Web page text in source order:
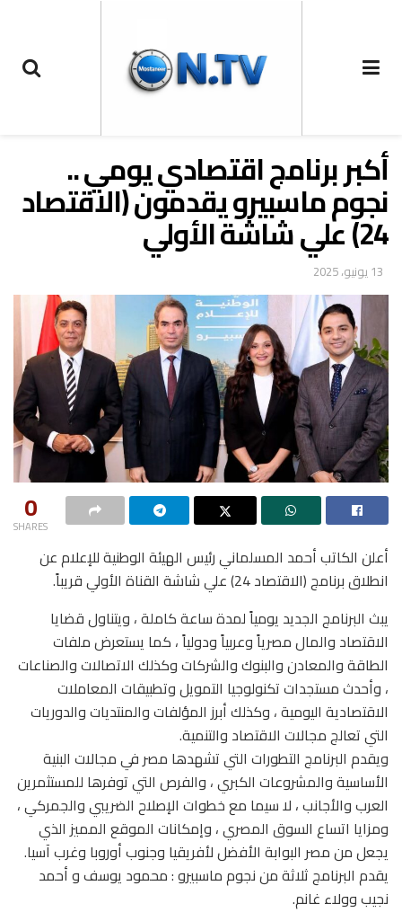
أكبر برنامج اقتصادي يومي ..
نجوم ماسبيرو يقدمون (الاقتصاد
24) علي شاشة الأولي
13 يونيو، 2025
0
SHARES
أعلن الكاتب أحمد المسلماني رئيس الهيئة الوطنية للإعلام عن
انطلاق برنامج (الاقتصاد 24) علي شاشة القناة الأولي قريباً.
يبث البرنامج الجديد يومياً لمدة ساعة كاملة ، ويتناول قضايا
الاقتصاد والمال مصرياً وعربياً ودولياً ، كما يستعرض ملفات
الطاقة والمعادن والبنوك والشركات وكذلك الاتصالات والصناعات
، وأحدث مستجدات تكنولوجيا التمويل وتطبيقات المعاملات
الاقتصادية اليومية ، وكذلك أبرز المؤلفات والمنتديات والدوريات
التي تعالج مجالات الاقتصاد والتنمية.
ويقدم البرنامج التطورات التي تشهدها مصر في مجالات البنية
الأساسية والمشروعات الكبري ، والفرص التي توفرها للمستثمرين
العرب والأجانب ، لا سيما مع خطوات الإصلاح الضريبي والجمركي ،
ومزايا اتساع السوق المصري ، وإمكانات الموقع المميز الذي
يجعل من مصر البوابة الأفضل لأفريقيا وجنوب أوروبا وغرب آسيا.
يقدم البرنامج ثلاثة من نجوم ماسبيرو : محمود يوسف و أحمد
نجيب وولاء غانم.